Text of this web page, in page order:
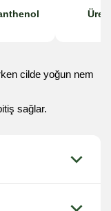
Üre
cilde yoğun nem
sağlar.